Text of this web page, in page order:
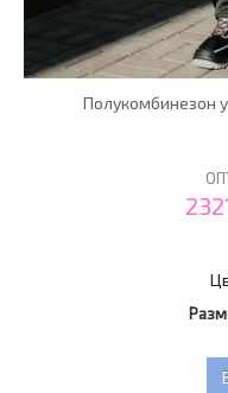
Полукомбинезон